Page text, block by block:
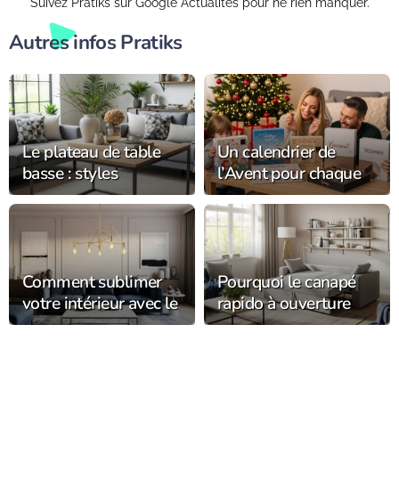
Autres infos Pratiks
Le plateau de table
basse : styles
tendance, DIY et
astuces déco à
adopter
Un calendrier de
l’Avent pour chaque
membre de la famille
Comment sublimer
votre intérieur avec le
luminaire haut de
Pourquoi le canapé
rapido à ouverture
facile séduit les petits